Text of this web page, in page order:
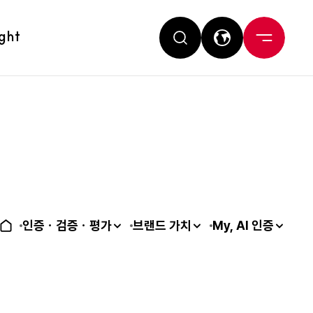
인증ㆍ검증ㆍ평가 브랜드 가치 My, AI 인증